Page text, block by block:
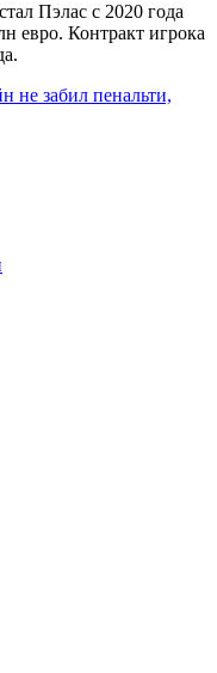
Пэлас с 2020 года
евро. Контракт игрока
не забил пенальти,